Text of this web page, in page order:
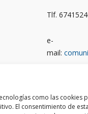
como las cookies
El consentimiento de
Tlf.
e-
mail:
Ámbito